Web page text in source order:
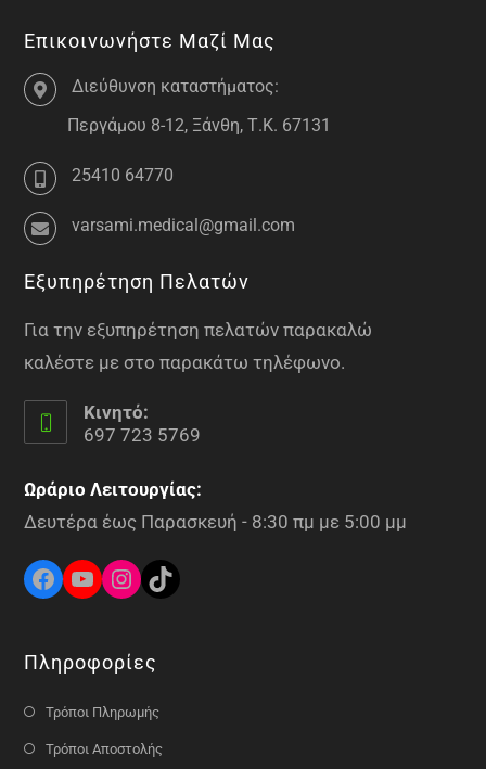
Επικοινωνήστε Μαζί Μας
Διεύθυνση καταστήματος:
Περγάμου 8-12, Ξάνθη, Τ.Κ. 67131
25410 64770
varsami.medical@gmail.com
Εξυπηρέτηση Πελατών
Για την εξυπηρέτηση πελατών παρακαλώ
καλέστε με στο παρακάτω τηλέφωνο.
Κινητό:
697 723 5769
Ωράριο Λειτουργίας:
Δευτέρα έως Παρασκευή - 8:30 πμ με 5:00 μμ
Πληροφορίες
Τρόποι Πληρωμής
Τρόποι Αποστολής